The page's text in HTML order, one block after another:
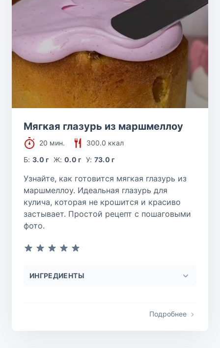
Мягкая глазурь из маршмеллоу
20 мин.
300.0 ккал
Б:3.0 г Ж: 0.0 г У: 73.0 г
Узнайте, как готовится мягкая глазурь из
маршмеллоу. Идеальная глазурь для
кулича, которая не крошится и красиво
застывает. Простой рецепт с пошаговыми
фото.
ИНГРЕДИЕНТЫ
Подробнее